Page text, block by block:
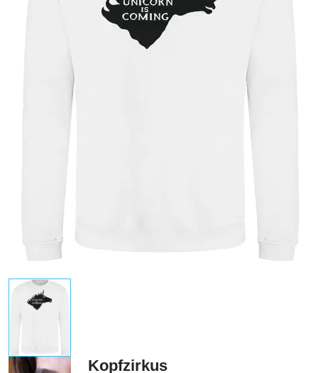
Kopfzirkus